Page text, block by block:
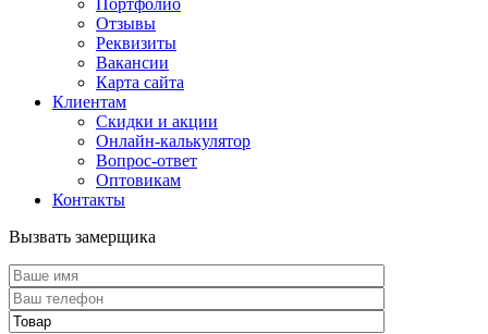
Портфолио
Отзывы
Реквизиты
Вакансии
Карта сайта
Клиентам
Скидки и акции
Онлайн-калькулятор
Вопрос-ответ
Оптовикам
Контакты
Вызвать замерщика